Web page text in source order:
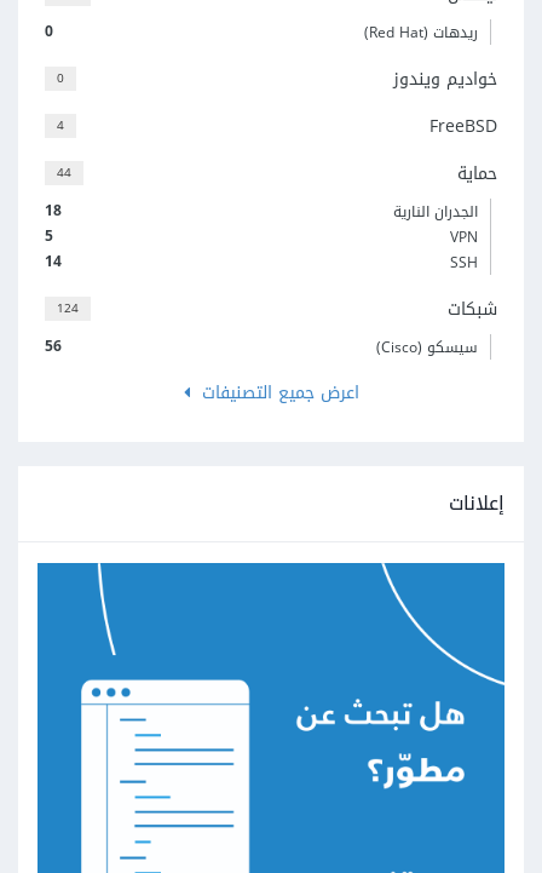
0 ريدهات (Red Hat)
0 خواديم ويندوز
4 FreeBSD
44 حماية
18
الجدران النارية
5
VPN
14
SSH
124 شبكات
56 سيسكو (Cisco)
اعرض جميع التصنيفات
إعلانات